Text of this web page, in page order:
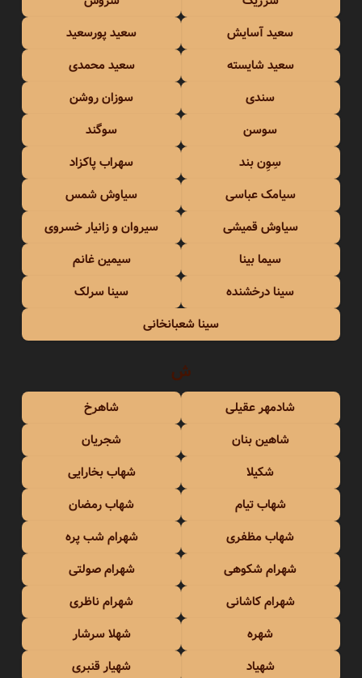
سعید آسایش
سعید پورسعید
سعید شایسته
سعید محمدی
سندی
سوزان روشن
سوسن
سوگند
سِوِن بند
سهراب پاکزاد
سیامک عباسی
سیاوش شمس
سیاوش قمیشی
سیروان و زانیار خسروی
سیما بینا
سیمین غانم
سینا درخشنده
سینا سرلک
سینا شعبانخانی
ش
شادمهر عقیلی
شاهرخ
شاهین بنان
شجریان
شکیلا
شهاب بخارایی
شهاب تیام
شهاب رمضان
شهاب مظفری
شهرام شب پره
شهرام شکوهی
شهرام صولتی
شهرام کاشانی
شهرام ناظری
شهره
شهلا سرشار
شهیاد
شهیار قنبری